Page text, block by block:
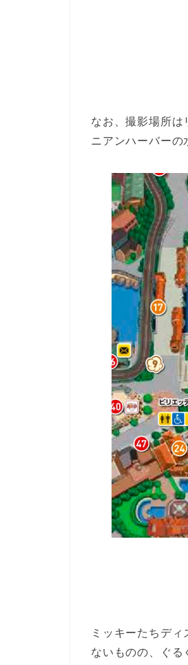
なお、撮影場所は
ニアンハーバー
ミッキーたちデ
ないものの、ぐる